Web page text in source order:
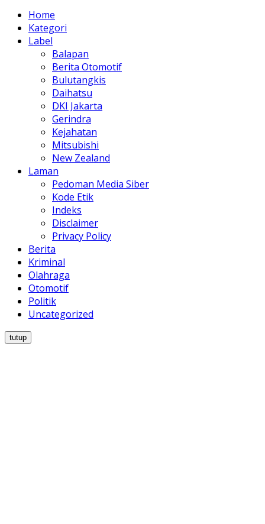
Home
Kategori
Label
Balapan
Berita Otomotif
Bulutangkis
Daihatsu
DKI Jakarta
Gerindra
Kejahatan
Mitsubishi
New Zealand
Laman
Pedoman Media Siber
Kode Etik
Indeks
Disclaimer
Privacy Policy
Berita
Kriminal
Olahraga
Otomotif
Politik
Uncategorized
tutup